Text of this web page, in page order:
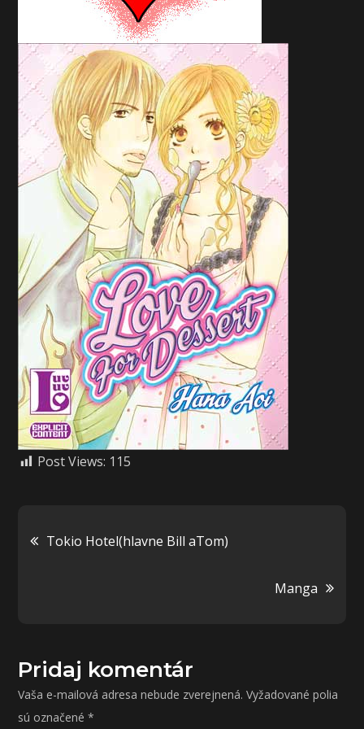
Post Views: 115
Navigácia
Tokio Hotel(hlavne Bill aTom)
Manga
Pridaj komentár
Vaša e-mailová adresa nebude zverejnená. Vyžadované polia
sú označené*